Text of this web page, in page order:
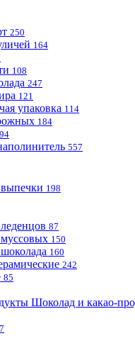
250
164
108
247
121
упаковка 114
184
94
557
198
87
150
160
242
85
Шоколад и какао-